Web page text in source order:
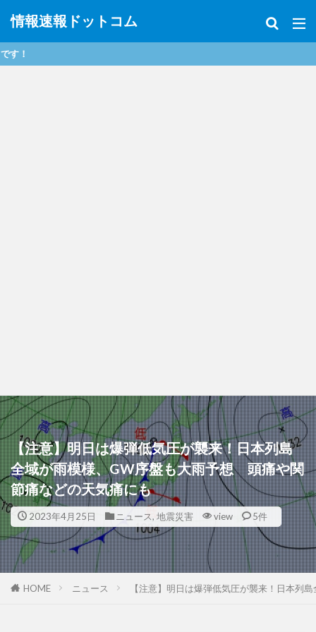
情報速報ドットコム
【注意】明日は爆弾低気圧が襲来！日本列島
全域が雨模様、GW序盤も大雨予想 頭痛や関
節痛などの天気痛にも
2023年4月25日 ニュース, 地震災害 view 5件
HOME ニュース 【注意】明日は爆弾低気圧が襲来！日本